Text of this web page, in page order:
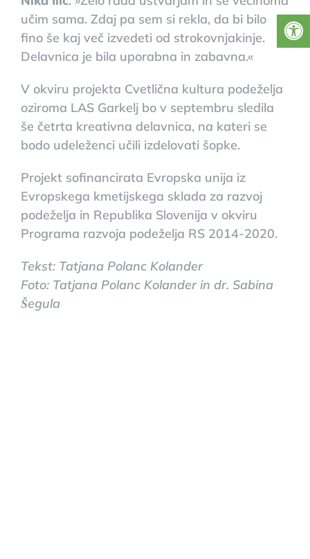
učim sama. Zdaj pa sem si rekla, da bi bilo
fino še kaj več izvedeti od strokovnjakinje.
Delavnica je bila uporabna in zabavna.«
V okviru projekta Cvetlična kultura podeželja
oziroma LAS Garkelj bo v septembru sledila
še četrta kreativna delavnica, na kateri se
bodo udeleženci učili izdelovati šopke.
Projekt sofinancirata Evropska unija iz
Evropskega kmetijskega sklada za razvoj
podeželja in Republika Slovenija v okviru
Programa razvoja podeželja RS 2014-2020.
Tekst: Tatjana Polanc Kolander
Foto: Tatjana Polanc Kolander in dr. Sabina
Šegula